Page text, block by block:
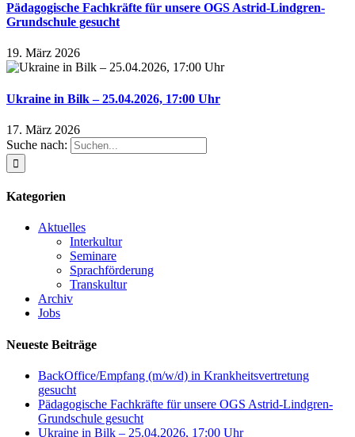
Pädagogische Fachkräfte für unsere OGS Astrid-Lindgren-
Grundschule gesucht
19. März 2026
Ukraine in Bilk – 25.04.2026, 17:00 Uhr
17. März 2026
Suche nach:
Kategorien
Aktuelles
Interkultur
Seminare
Sprachförderung
Transkultur
Archiv
Jobs
Neueste Beiträge
BackOffice/Empfang (m/w/d) in Krankheitsvertretung
gesucht
Pädagogische Fachkräfte für unsere OGS Astrid-Lindgren-
Grundschule gesucht
Ukraine in Bilk – 25.04.2026, 17:00 Uhr